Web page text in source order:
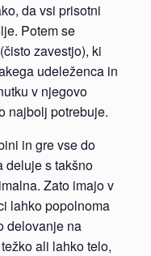
da vsi prisotni
Potem se
zavestjo), ki
udeleženca in
v njegovo
najbolj potrebuje.
in gre vse do
deluje s takšno
Zato imajo v
lahko popolnoma
delovanje na
ali lahko telo,